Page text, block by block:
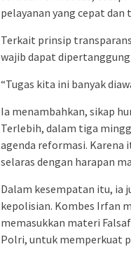
pelayanan yang cepat dan
Terkait prinsip
wajib dapat
“Tugas kita ini banyak
Ia menambahkan, sikap
Terlebih, dalam tiga
agenda reformasi. Karena
selaras dengan harapan
Dalam kesempatan itu, ia
kepolisian. Kombes Irfan
memasukkan materi
Polri, untuk memperkuat